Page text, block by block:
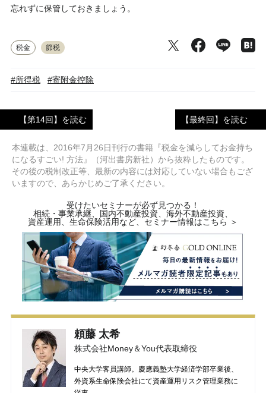
忘れずに保管しておきましょう。
税金 節税
#所得税 #寄附金控除
【第14回】を読む 【最終回】を読む
本連載は、2016年7月26日刊行の書籍『税金を減らしてお金持ち
になるすごい! 方法』（河出書房新社）から抜粋したものです。
その後の税制改正等、最新の内容には対応していない場合もござ
いますので、あらかじめご了承ください。
受けたいセミナーが必ず見つかる！
相続・事業承継、国内不動産投資、海外不動産投資、
資産運用、生命保険活用など、セミナー情報はこちら ＞
頼藤 太希
株式会社Money＆You代表取締役
中央大学客員講師。慶應義塾大学経済学部卒業後、
外資系生命保険会社にて資産運用リスク管理業務に